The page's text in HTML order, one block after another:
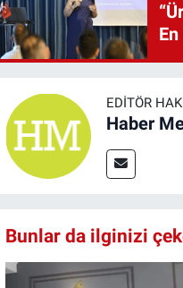
EDITÖR
Haber
Bunlar da ilginizi